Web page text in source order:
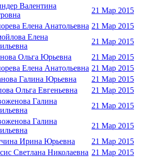
Валентина
21 Мар 2015
Елена Анатольевна 21 Мар 2015
Елена
21 Мар 2015
Ольга Юрьевна
21 Мар 2015
Елена Анатольевна 21 Мар 2015
Галина Юрьевна
21 Мар 2015
Ольга Евгеньевна
21 Мар 2015
Галина
21 Мар 2015
Галина
21 Мар 2015
Ирина Юрьевна
21 Мар 2015
Светлана Николаевна 21 Мар 2015